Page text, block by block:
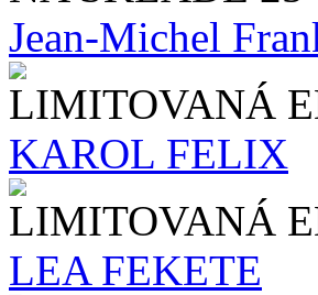
Jean-Michel
LIMITOVANÁ
KAROL FELIX
LIMITOVANÁ
LEA FEKETE